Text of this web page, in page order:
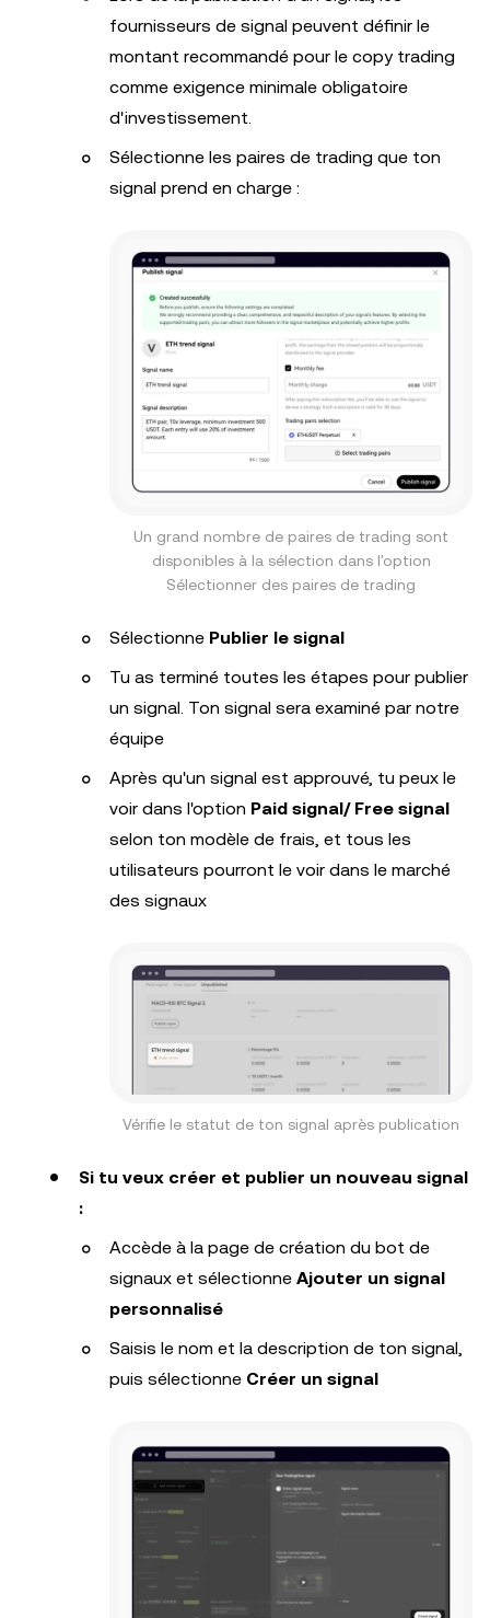
fournisseurs de signal peuvent définir le
montant recommandé pour le copy trading
comme exigence minimale obligatoire
d'investissement.
Sélectionne les paires de trading que ton
signal prend en charge :
Un grand nombre de paires de trading sont
disponibles à la sélection dans l'option
Sélectionner des paires de trading
Sélectionne Publier le signal
Tu as terminé toutes les étapes pour publier
un signal. Ton signal sera examiné par notre
équipe
Après qu'un signal est approuvé, tu peux le
voir dans l'option Paid signal/ Free signal
selon ton modèle de frais, et tous les
utilisateurs pourront le voir dans le marché
des signaux
Vérifie le statut de ton signal après publication
Si tu veux créer et publier un nouveau signal
:
Accède à la page de création du bot de
signaux et sélectionne Ajouter un signal
personnalisé
Saisis le nom et la description de ton signal,
puis sélectionne Créer un signal